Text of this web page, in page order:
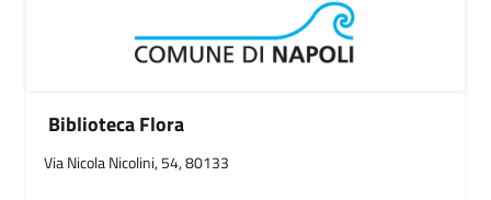
Biblioteca Flora
Via Nicola Nicolini, 54, 80133